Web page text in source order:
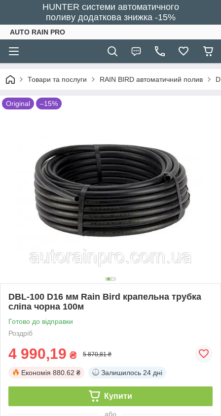
HUNTER системи автоматичного
поливу додаткова знижка -15%
AUTO RAIN PRO
Товари та послуги RAIN BIRD автоматичний полив
Original –15%
DBL-100 D16 мм Rain Bird крапельна трубка
сліпа чорна 100м
Готово до відправки
Роздріб
4 990,19 ₴ 5 870,81 ₴
Економія 880.62 ₴ Залишилось 24 дні
Купити
або